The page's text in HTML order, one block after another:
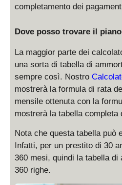
completamento dei
Dove posso trovare il
La maggior parte dei
una sorta di tabella di
sempre così. Nostro
mostrerà la formula di rata
mensile ottenuta con la
mostrerà la tabella completa
Nota che questa tabella può
Infatti, per un prestito di 30
360 mesi, quindi la tabella di
360 righe.